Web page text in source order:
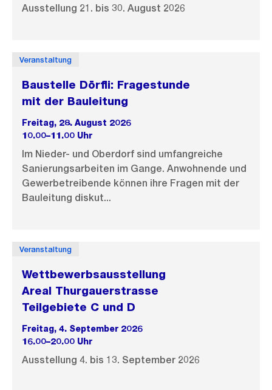
Ausstellung 21. bis 30. August 2026
Veranstaltung
Baustelle Dörfli: Fragestunde
mit der Bauleitung
Freitag, 28. August 2026
10.00–11.00 Uhr
Im Nieder- und Oberdorf sind umfangreiche
Sanierungsarbeiten im Gange. Anwohnende und
Gewerbetreibende können ihre Fragen mit der
Bauleitung diskut...
Veranstaltung
Wettbewerbsausstellung
Areal Thurgauerstrasse
Teilgebiete C und D
Freitag, 4. September 2026
16.00–20.00 Uhr
Ausstellung 4. bis 13. September 2026